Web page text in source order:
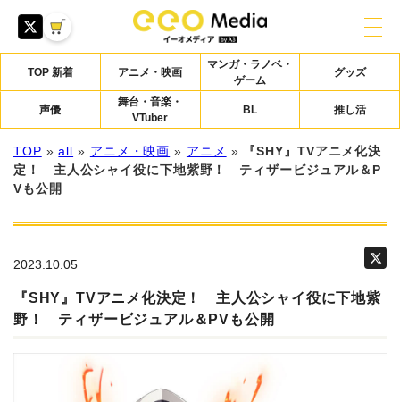
TOP 新着 アニメ・映画
マンガ・ラノベ・
ゲーム
グッズ
声優
舞台・音楽・
VTuber
BL 推し活
TOP »all » アニメ・映画 » アニメ »
『SHY』TVアニメ化決
定！ 主人公シャイ役に下地紫野！ ティザービジュアル＆P
Vも公開
2023.10.05
『SHY』TVアニメ化決定！ 主人公シャイ役に下地紫
野！ ティザービジュアル＆PVも公開